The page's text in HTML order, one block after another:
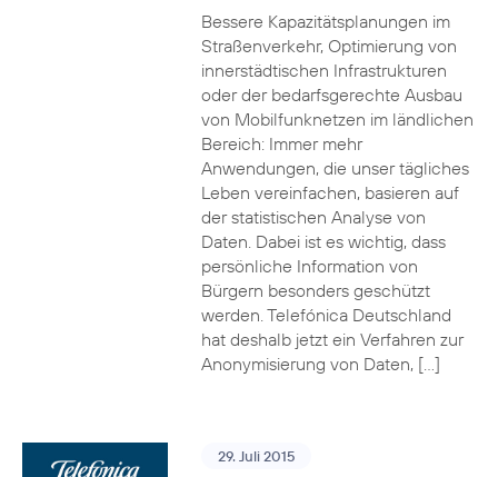
Bessere Kapazitätsplanungen im
Straßenverkehr, Optimierung von
innerstädtischen Infrastrukturen
oder der bedarfsgerechte Ausbau
von Mobilfunknetzen im ländlichen
Bereich: Immer mehr
Anwendungen, die unser tägliches
Leben vereinfachen, basieren auf
der statistischen Analyse von
Daten. Dabei ist es wichtig, dass
persönliche Information von
Bürgern besonders geschützt
werden. Telefónica Deutschland
hat deshalb jetzt ein Verfahren zur
Anonymisierung von Daten, […]
29. Juli 2015